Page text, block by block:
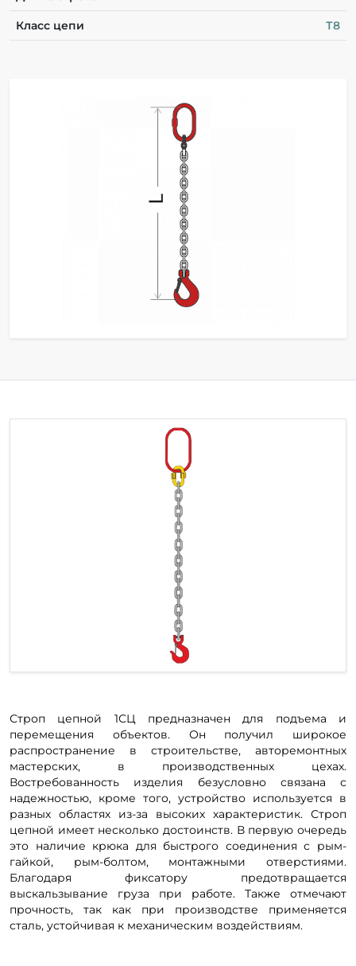
Класс цепи Т8
Строп цепной 1СЦ предназначен для подъема и
перемещения объектов. Он получил широкое
распространение в строительстве, авторемонтных
мастерских, в производственных цехах.
Востребованность изделия безусловно связана с
надежностью, кроме того, устройство используется в
разных областях из-за высоких характеристик. Строп
цепной имеет несколько достоинств. В первую очередь
это наличие крюка для быстрого соединения с рым-
гайкой, рым-болтом, монтажными отверстиями.
Благодаря фиксатору предотвращается
выскальзывание груза при работе. Также отмечают
прочность, так как при производстве применяется
сталь, устойчивая к механическим воздействиям.